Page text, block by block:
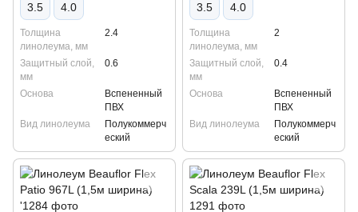
3.5 4.0
Толщина
линолеума, мм
2.4
Защитный слой,
мм
0.6
Основа
Вспененный
ПВХ
Вид линолеума
Полукоммерч
еский
3.5 4.0
Толщина
линолеума, мм
2
Защитный слой,
мм
0.4
Основа
Вспененный
ПВХ
Вид линолеума
Полукоммерч
еский